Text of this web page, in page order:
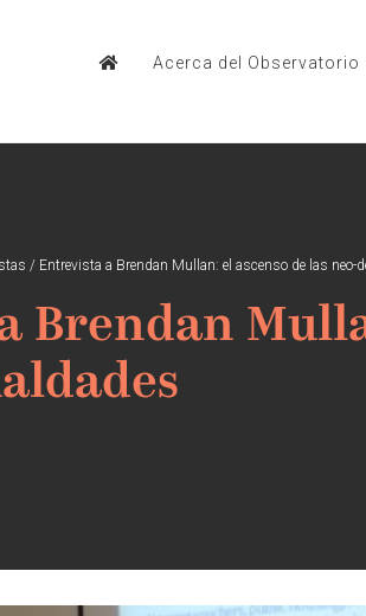
Acerca del Observatorio
/ Entrevista a Brendan Mullan: el ascenso de las neo-
Brendan